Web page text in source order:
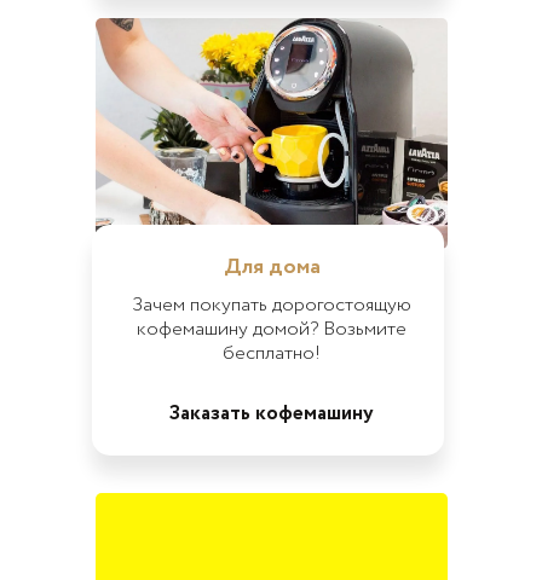
Для дома
Зачем покупать дорогостоящую
кофемашину домой? Возьмите
бесплатно!
Заказать кофемашину